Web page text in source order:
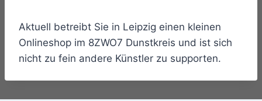
Aktuell betreibt Sie in Leipzig einen kleinen
Onlineshop im 8ZWO7 Dunstkreis und ist sich
nicht zu fein andere Künstler zu supporten.